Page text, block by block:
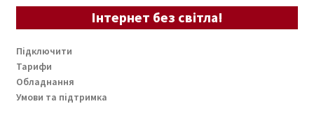
Інтернет без світла!
Підключити
Тарифи
Обладнання
Умови та підтримка